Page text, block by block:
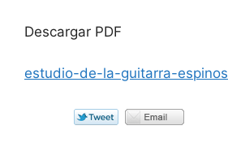
Descargar PDF
estudio-de-la-guitarra-espinos